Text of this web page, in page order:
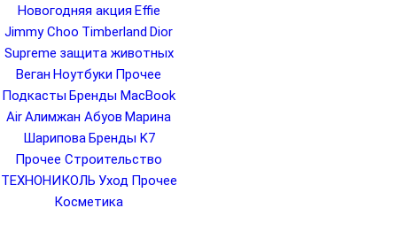
Новогодняя акция Effie
Jimmy Choo Timberland Dior
Supreme защита животных
Веган Ноутбуки Прочее
Подкасты Бренды MacBook
AirАлимжан Абуов Марина
Шарипова Бренды K7
Прочее Строительство
ТЕХНОНИКОЛЬ Уход Прочее
Косметика